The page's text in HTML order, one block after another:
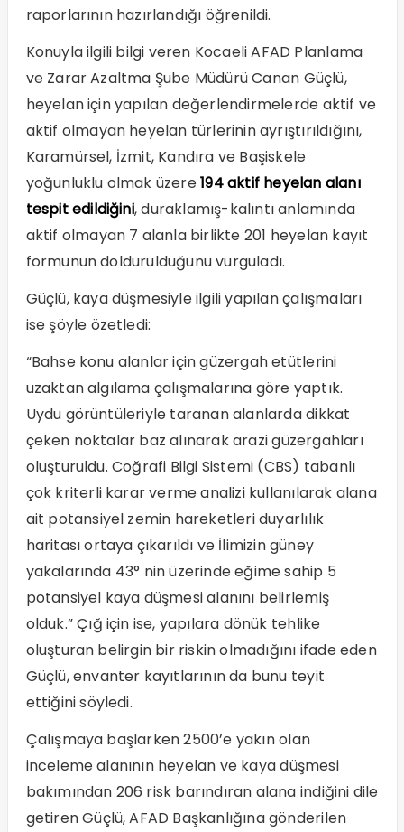
raporlarının hazırlandığı öğrenildi.
Konuyla ilgili bilgi veren Kocaeli AFAD Planlama
ve Zarar Azaltma Şube Müdürü Canan Güçlü,
heyelan için yapılan değerlendirmelerde aktif ve
aktif olmayan heyelan türlerinin ayrıştırıldığını,
Karamürsel, İzmit, Kandıra ve Başiskele
yoğunluklu olmak üzere194 aktif heyelan alanı
tespit edildiğini, duraklamış-kalıntı anlamında
aktif olmayan 7 alanla birlikte 201 heyelan kayıt
formunun doldurulduğunu vurguladı.
Güçlü, kaya düşmesiyle ilgili yapılan çalışmaları
ise şöyle özetledi:
“Bahse konu alanlar için güzergah etütlerini
uzaktan algılama çalışmalarına göre yaptık.
Uydu görüntüleriyle taranan alanlarda dikkat
çeken noktalar baz alınarak arazi güzergahları
oluşturuldu. Coğrafi Bilgi Sistemi (CBS) tabanlı
çok kriterli karar verme analizi kullanılarak alana
ait potansiyel zemin hareketleri duyarlılık
haritası ortaya çıkarıldı ve İlimizin güney
yakalarında 43° nin üzerinde eğime sahip 5
potansiyel kaya düşmesi alanını belirlemiş
olduk.” Çığ için ise, yapılara dönük tehlike
oluşturan belirgin bir riskin olmadığını ifade eden
Güçlü, envanter kayıtlarının da bunu teyit
ettiğini söyledi.
Çalışmaya başlarken 2500’e yakın olan
inceleme alanının heyelan ve kaya düşmesi
bakımından 206 risk barındıran alana indiğini dile
getiren Güçlü, AFAD Başkanlığına gönderilen